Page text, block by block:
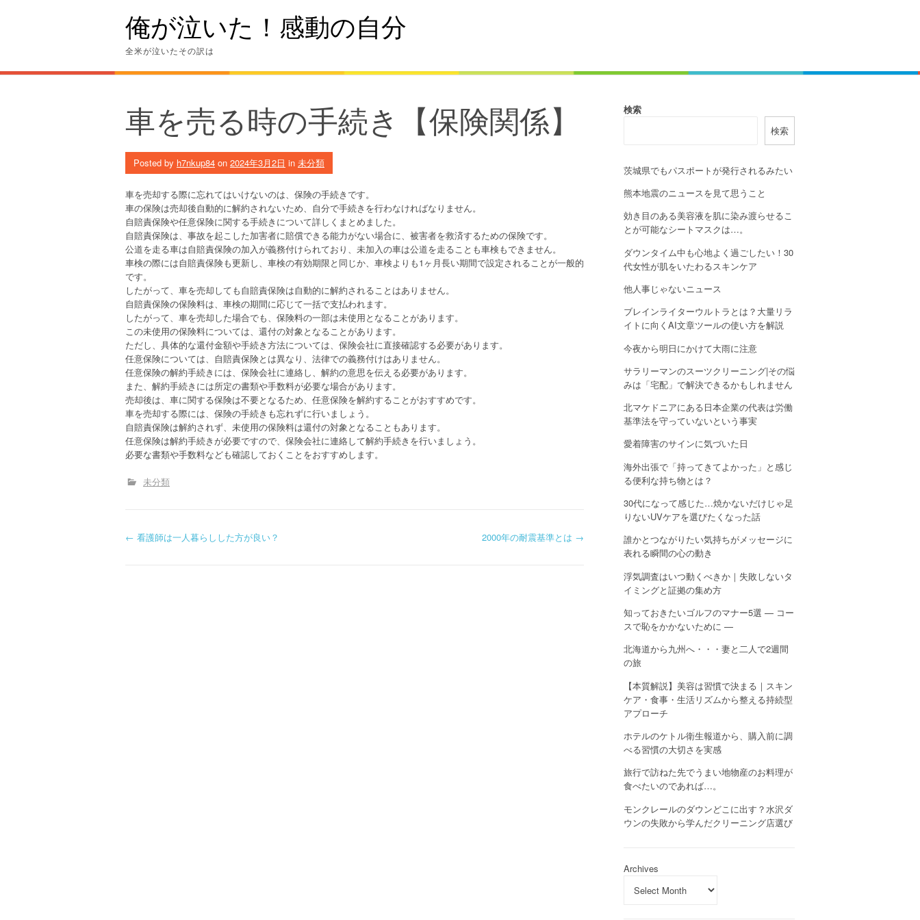
俺が泣いた！感動の自分
全米が泣いたその訳は
車を売る時の手続き【保険関係】
Posted by h7nkup84 on 2024年3月2日 in 未分類
車を売却する際に忘れてはいけないのは、保険の手続きです。
車の保険は売却後自動的に解約されないため、自分で手続きを行わなければなりません。
自賠責保険や任意保険に関する手続きについて詳しくまとめました。
自賠責保険は、事故を起こした加害者に賠償できる能力がない場合に、被害者を救済するための保険です。
公道を走る車は自賠責保険の加入が義務付けられており、未加入の車は公道を走ることも車検もできません。
車検の際には自賠責保険も更新し、車検の有効期限と同じか、車検よりも1ヶ月長い期間で設定されることが一般的
です。
したがって、車を売却しても自賠責保険は自動的に解約されることはありません。
自賠責保険の保険料は、車検の期間に応じて一括で支払われます。
したがって、車を売却した場合でも、保険料の一部は未使用となることがあります。
この未使用の保険料については、還付の対象となることがあります。
ただし、具体的な還付金額や手続き方法については、保険会社に直接確認する必要があります。
任意保険については、自賠責保険とは異なり、法律での義務付けはありません。
任意保険の解約手続きには、保険会社に連絡し、解約の意思を伝える必要があります。
また、解約手続きには所定の書類や手数料が必要な場合があります。
売却後は、車に関する保険は不要となるため、任意保険を解約することがおすすめです。
車を売却する際には、保険の手続きも忘れずに行いましょう。
自賠責保険は解約されず、未使用の保険料は還付の対象となることもあります。
任意保険は解約手続きが必要ですので、保険会社に連絡して解約手続きを行いましょう。
必要な書類や手数料なども確認しておくことをおすすめします。
未分類
P
← 看護師は一人暮らしした方が良い？ 2000年の耐震基準とは →
検索
検索
茨城県でもパスポートが発行されるみたい
熊本地震のニュースを見て思うこと
効き目のある美容液を肌に染み渡らせるこ
とが可能なシートマスクは…。
ダウンタイム中も心地よく過ごしたい！30
代女性が肌をいたわるスキンケア
他人事じゃないニュース
ブレインライターウルトラとは？大量リラ
イトに向くAI文章ツールの使い方を解説
今夜から明日にかけて大雨に注意
サラリーマンのスーツクリーニング|その悩
みは「宅配」で解決できるかもしれません
北マケドニアにある日本企業の代表は労働
基準法を守っていないという事実
愛着障害のサインに気づいた日
海外出張で「持ってきてよかった」と感じ
る便利な持ち物とは？
30代になって感じた…焼かないだけじゃ足
りないUVケアを選びたくなった話
誰かとつながりたい気持ちがメッセージに
表れる瞬間の心の動き
浮気調査はいつ動くべきか｜失敗しないタ
イミングと証拠の集め方
知っておきたいゴルフのマナー5選 — コー
スで恥をかかないために —
北海道から九州へ・・・妻と二人で2週間
の旅
【本質解説】美容は習慣で決まる｜スキン
ケア・食事・生活リズムから整える持続型
アプローチ
ホテルのケトル衛生報道から、購入前に調
べる習慣の大切さを実感
旅行で訪ねた先でうまい地物産のお料理が
食べたいのであれば…。
モンクレールのダウンどこに出す？水沢ダ
ウンの失敗から学んだクリーニング店選び
Archives